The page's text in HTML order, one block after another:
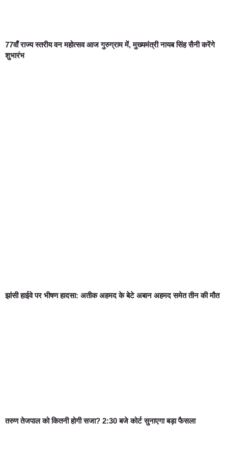
77वाँ राज्य स्तरीय वन महोत्सव आज गुरुग्राम में, मुख्यमंत्री नायब सिंह सैनी करेंगे
शुभारंभ
झांसी हाईवे पर भीषण हादसा: अतीक अहमद के बेटे अबान अहमद समेत तीन की मौत
तरुण तेजपाल को कितनी होगी सजा? 2:30 बजे कोर्ट सुनाएगा बड़ा फैसला